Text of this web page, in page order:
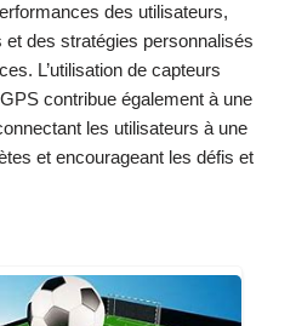
des utilisateurs,
des stratégies personnalisés
L’utilisation de capteurs
contribue également à une
les utilisateurs à une
et encourageant les défis et